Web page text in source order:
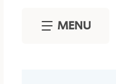
MENU